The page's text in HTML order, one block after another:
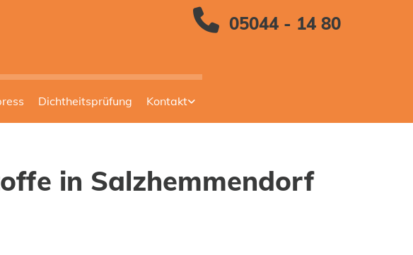
05044 - 14 80
Dichtheitsprüfung Kontakt
in Salzhemmendorf